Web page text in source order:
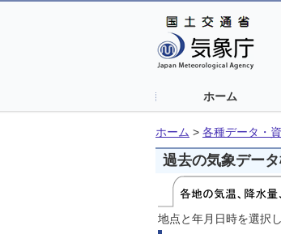
ホーム
ホーム > 各種データ・
過去の気象デー
地点と年月日時を選択